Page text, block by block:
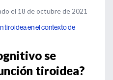
el 18 de octubre de 2021
tiroidea en el contexto de
se
tiroidea?